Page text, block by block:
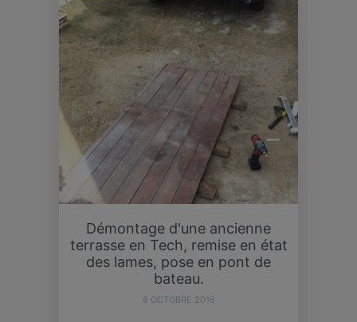
Démontage d'une ancienne
terrasse en Tech, remise en état
des lames, pose en pont de
bateau.
8 OCTOBRE 2016